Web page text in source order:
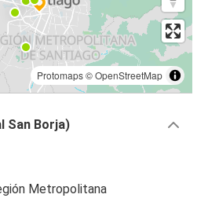
Protomaps©OpenStreetMap
San Borja)
Metropolitana